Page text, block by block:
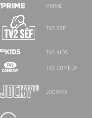
PRIME
TV2 SÉF
TV2 KIDS
TV2 COMEDY
JOCKYTV